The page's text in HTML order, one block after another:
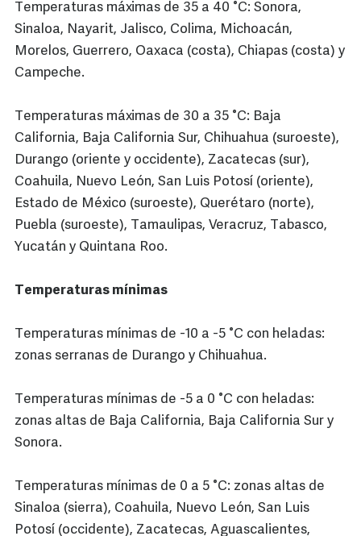
Temperaturas máximas de 35 a 40 °C: Sonora,
Sinaloa, Nayarit, Jalisco, Colima, Michoacán,
Morelos, Guerrero, Oaxaca (costa), Chiapas (costa) y
Campeche.
Temperaturas máximas de 30 a 35 °C: Baja
California, Baja California Sur, Chihuahua (suroeste),
Durango (oriente y occidente), Zacatecas (sur),
Coahuila, Nuevo León, San Luis Potosí (oriente),
Estado de México (suroeste), Querétaro (norte),
Puebla (suroeste), Tamaulipas, Veracruz, Tabasco,
Yucatán y Quintana Roo.
Temperaturas mínimas
Temperaturas mínimas de -10 a -5 °C con heladas:
zonas serranas de Durango y Chihuahua.
Temperaturas mínimas de -5 a 0 °C con heladas:
zonas altas de Baja California, Baja California Sur y
Sonora.
Temperaturas mínimas de 0 a 5 °C: zonas altas de
Sinaloa (sierra), Coahuila, Nuevo León, San Luis
Potosí (occidente), Zacatecas, Aguascalientes,